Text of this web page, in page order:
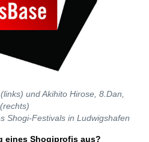
und Akihito Hirose, 8.Dan,
(rechts)
Shogi-Festivals in Ludwigshafen
eines Shogiprofis aus?